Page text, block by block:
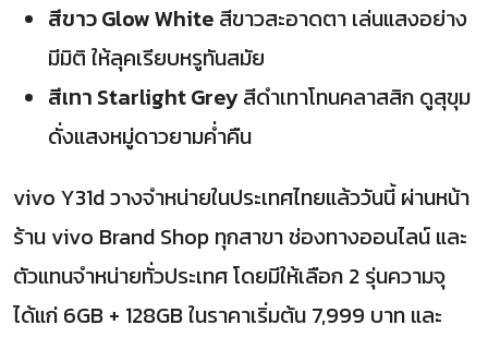
สีขาว Glow White สีขาวสะอาดตา เล่นแสงอย่าง
มีมิติ ให้ลุคเรียบหรูทันสมัย
สีเทา Starlight Greyสีดำเทาโทนคลาสสิก ดูสุขุม
ดั่งแสงหมู่ดาวยามค่ำคืน
vivo Y31d วางจำหน่ายในประเทศไทยแล้ววันนี้ ผ่านหน้า
ร้าน vivo Brand Shop ทุกสาขา ช่องทางออนไลน์ และ
ตัวแทนจำหน่ายทั่วประเทศ โดยมีให้เลือก 2 รุ่นความจุ
ได้แก่ 6GB + 128GB ในราคาเริ่มต้น 7,999 บาท และ